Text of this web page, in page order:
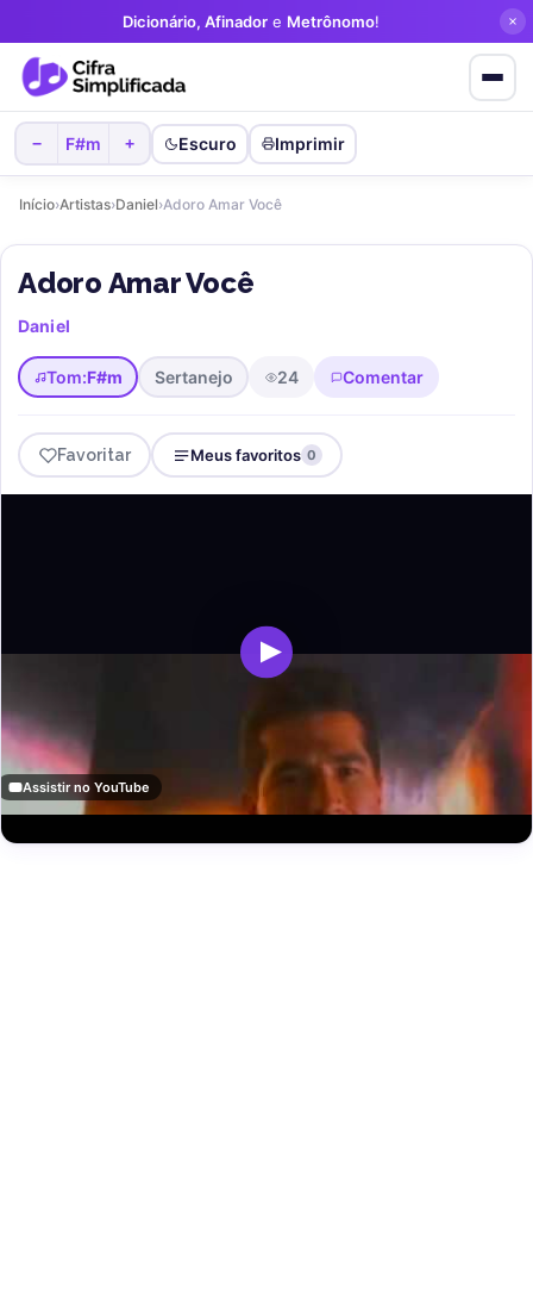
Dicionário, Afinador e Metrônomo!
− F#m + Escuro Imprimir
Início›Artistas›Daniel›Adoro Amar Você
Adoro Amar Você
Daniel
Tom:F#m Sertanejo 24 Comentar
Favoritar Meus favoritos 0
Assistir no YouTube